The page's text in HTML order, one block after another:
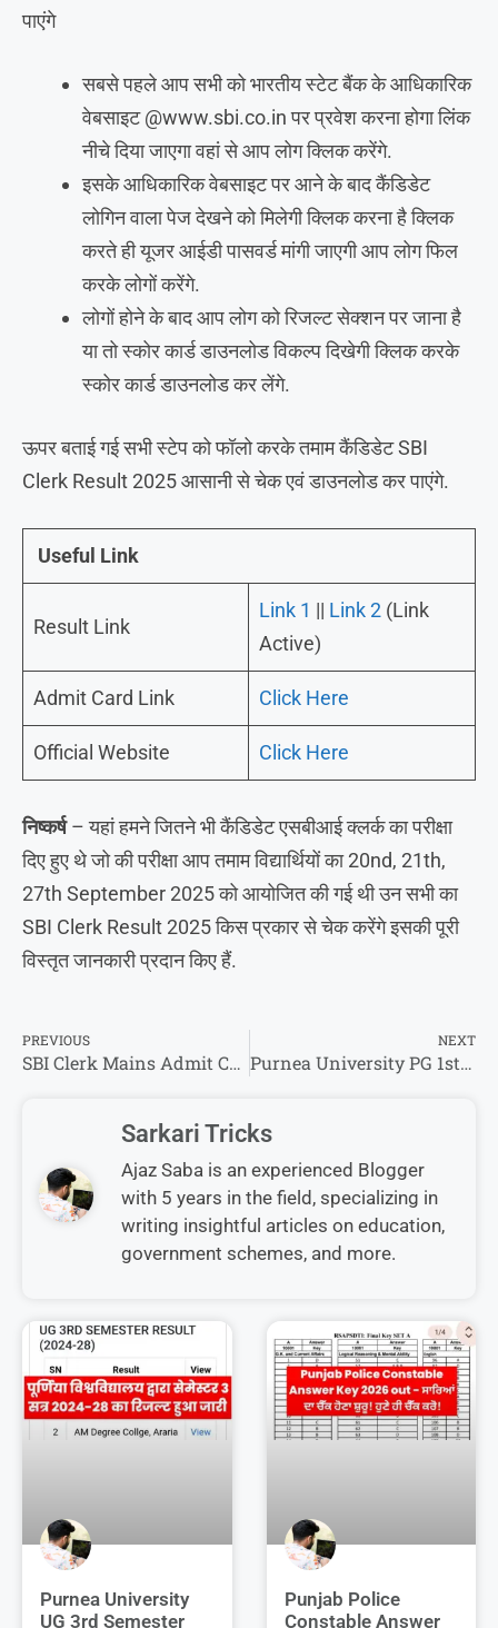
पाएंगे
सबसे पहले आप सभी को भारतीय स्टेट बैंक के आधिकारिक
वेबसाइट @www.sbi.co.in पर प्रवेश करना होगा लिंक
नीचे दिया जाएगा वहां से आप लोग क्लिक करेंगे.
इसके आधिकारिक वेबसाइट पर आने के बाद कैंडिडेट
लोगिन वाला पेज देखने को मिलेगी क्लिक करना है क्लिक
करते ही यूजर आईडी पासवर्ड मांगी जाएगी आप लोग फिल
करके लोगों करेंगे.
लोगों होने के बाद आप लोग को रिजल्ट सेक्शन पर जाना है
या तो स्कोर कार्ड डाउनलोड विकल्प दिखेगी क्लिक करके
स्कोर कार्ड डाउनलोड कर लेंगे.
ऊपर बताई गई सभी स्टेप को फॉलो करके तमाम कैंडिडेट SBI
Clerk Result 2025 आसानी से चेक एवं डाउनलोड कर पाएंगे.
Useful Link
Result Link
Link 1 || Link 2 (Link
Active)
Admit Card Link Click Here
Official Website Click Here
निष्कर्ष– यहां हमने जितने भी कैंडिडेट एसबीआई क्लर्क का परीक्षा
दिए हुए थे जो की परीक्षा आप तमाम विद्यार्थियों का 20nd, 21th,
27th September 2025 को आयोजित की गई थी उन सभी का
SBI Clerk Result 2025 किस प्रकार से चेक करेंगे इसकी पूरी
विस्तृत जानकारी प्रदान किए हैं.
PREVIOUS
SBI Clerk Mains Admit Card 2025: SBI क्लर्क मैंस का परीक्षा तिथि जारी, जाने प्रवेश पत्र कब आएगा?
NEXT
Purnea University PG 1st Semester Result 2026 – पोस्ट ग्रेजुएट प्रथम सेमेस्टर का परिणाम जारी !
Sarkari Tricks
Ajaz Saba is an experienced Blogger
with 5 years in the field, specializing in
writing insightful articles on education,
government schemes, and more.
Purnea University
UG 3rd Semester
Punjab Police
Constable Answer